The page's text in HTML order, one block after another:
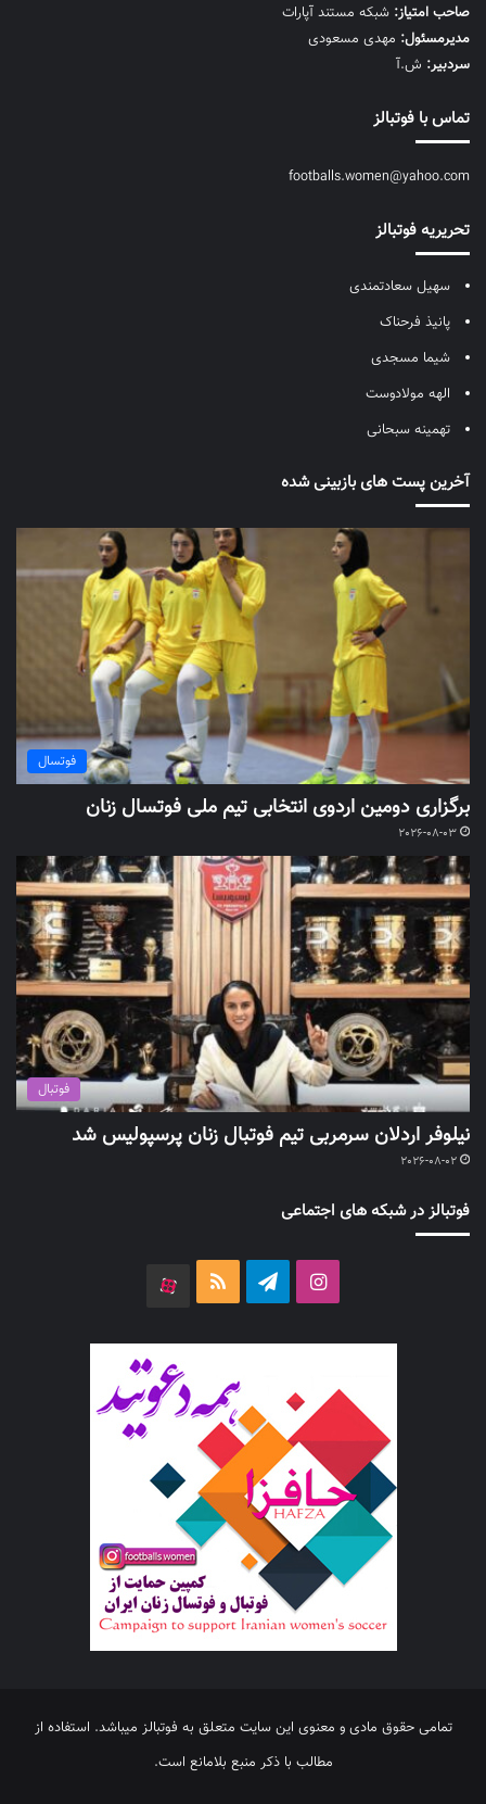
صاحب امتیاز: شبکه مستند آپارات
مديرمسئول: مهدی مسعودی
سردبیر: ش.آ
تماس با فوتبالز
footballs.women@yahoo.com
تحریریه فوتبالز
سهیل سعادتمندی
پانیذ فرحناک
شیما مسجدی
الهه مولادوست
تهمینه سبحانی
آخرین پست های بازبینی شده
فوتسال
برگزاری دومین اردوی انتخابی تیم ملی فوتسال زنان
2026-08-03
فوتبال
نیلوفر اردلان سرمربی تیم فوتبال زنان پرسپولیس شد
2026-08-02
فوتبالز در شبکه های اجتماعی
اینستاگرامتلگرام خوراک
تمامی حقوق مادی و معنوی این سایت متعلق به فوتبالز میباشد. استفاده از
مطالب با ذکر منبع بلامانع است.